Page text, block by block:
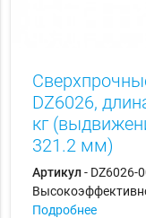
DZ6026,
кг
321.2 мм)
Артикул- DZ6026-
Подробнее